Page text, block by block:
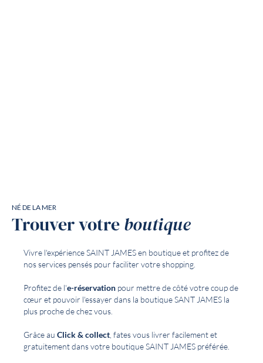
NÉ DE LA MER
Trouver votre boutique
Vivre l'expérience SAINT JAMES en boutique et profitez de
nos services pensés pour faciliter votre shopping.
Profitez de l'e-réservation pour mettre de côté votre coup de
cœur et pouvoir l'essayer dans la boutique SANT JAMES la
plus proche de chez vous.
Grâce au Click & collect , fates vous livrer facilement et
gratuitement dans votre boutique SAINT JAMES préférée.